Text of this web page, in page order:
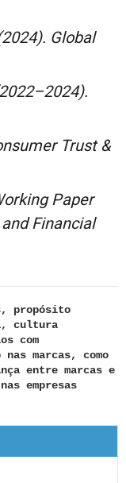
Global
Trust &
Paper
Financial
propósito
cultura
com
marcas, como
entre marcas e
empresas